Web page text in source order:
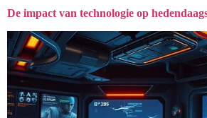
De impact van technologie op